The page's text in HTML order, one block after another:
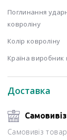
Доставка
Самовивіз
Самовивіз
Поглинання
ковроліну
Колір ковроліну
Країна виробник